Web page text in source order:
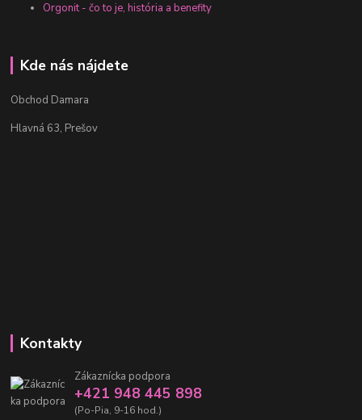
Orgonit - čo to je, história a benefity
Kde nás nájdete
Obchod Damara
Hlavná 63, Prešov
Kontakty
Zákaznícka podpora
+421 948 445 898
(Po-Pia, 9-16 hod.)